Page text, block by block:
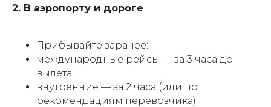
2. В аэропорту и дороге
Прибывайте заранее:
международные рейсы — за 3 часа до
вылета;
внутренние — за 2 часа (или по
рекомендациям перевозчика).